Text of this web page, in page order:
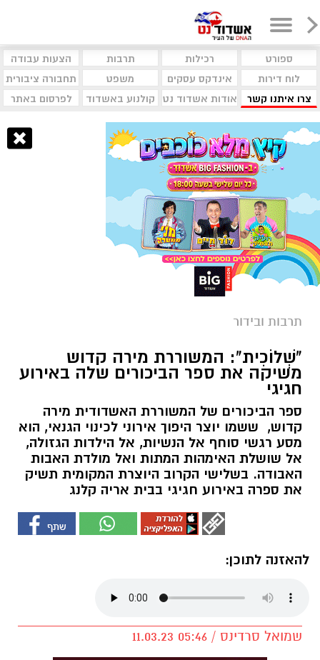
ספורט רכילות תרבות
הצעות עבודה
לוח דירות
אינדקס עסקים משפט
תחבורה ציבורית
צרו איתנו קשר
אודות אשדוד נט קולנוע באשדוד לפרסום באתר
תרבות ובידור
"שְׁלוֹכִית": המשוררת מירה קדוש
משיקה את ספר הביכורים שלה באירוע
חגיגי
ספר הביכורים של המשוררת האשדודית מירה
קדוש, ששמו יוצר היפוך אירוני לכינוי הגנאי, הוא
מסע רגשי סוחף אל הנשיות, אל הילדות הגזולה,
אל שושלת האימהות המתות ואל מולדת האבות
האבודה. בשלישי הקרוב היוצרת המקומית תשיק
את ספרה באירוע חגיגי בבית אריה קלנג
להאזנה לתוכן:
שמואל סרדינס / 05:46 11.03.23